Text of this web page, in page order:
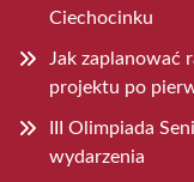
Ciechocinku
Jak zaplanować
projektu po
III Olimpiada
wydarzenia